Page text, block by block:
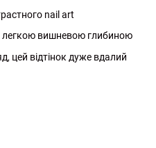
nail art
легкою вишневою глибиною
цей відтінок дуже вдалий